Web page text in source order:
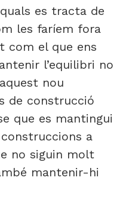
es tracta de
les faríem fora
com el que ens
l’equilibri no
nou
de construcció
que es mantingui
a
no siguin molt
mantenir-hi